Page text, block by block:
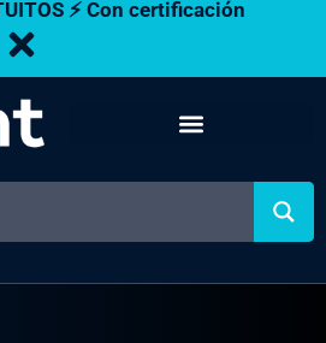
⚡ Con certificación